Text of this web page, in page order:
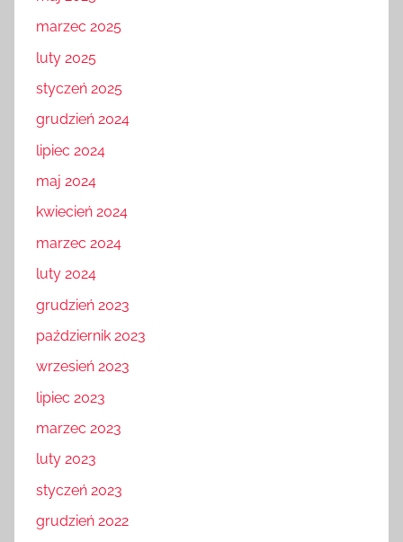
marzec 2025
luty 2025
styczeń 2025
grudzień 2024
lipiec 2024
maj 2024
kwiecień 2024
marzec 2024
luty 2024
grudzień 2023
październik 2023
wrzesień 2023
lipiec 2023
marzec 2023
luty 2023
styczeń 2023
grudzień 2022